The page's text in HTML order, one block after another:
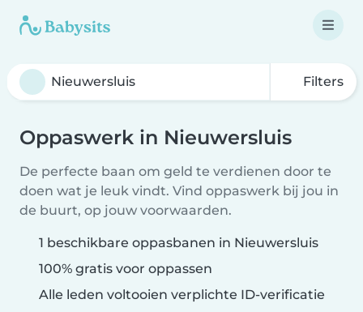
Filters
Oppaswerk in Nieuwersluis
De perfecte baan om geld te verdienen door te
doen wat je leuk vindt. Vind oppaswerk bij jou in
de buurt, op jouw voorwaarden.
1 beschikbare oppasbanen in Nieuwersluis
100% gratis voor oppassen
Alle leden voltooien verplichte ID-verificatie